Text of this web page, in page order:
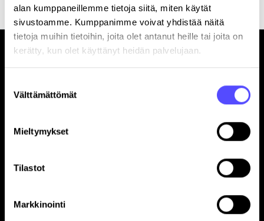
alan kumppaneillemme tietoja siitä, miten käytät
sivustoamme. Kumppanimme voivat yhdistää näitä
tietoja muihin tietoihin, joita olet antanut heille tai joita on
kerätty, kun olet käyttänyt heidän palvelujaan.
valinta
Välttämättömät
Mieltymykset
Tilastot
Markkinointi
Etusivu
Tilitoimistoille